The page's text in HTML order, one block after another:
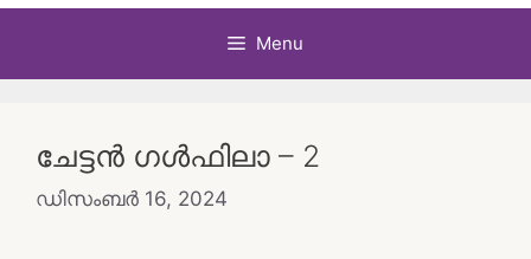
Menu
ചേട്ടൻ ഗൾഫിലാ – 2
ഡിസംബർ 16, 2024